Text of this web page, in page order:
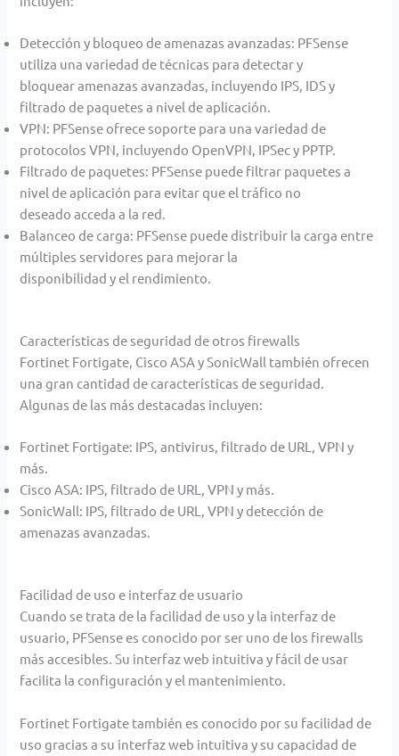
Detección y bloqueo de amenazas avanzadas: PFSense
utiliza una variedad de técnicas para detectar y
bloquear amenazas avanzadas, incluyendo IPS, IDS y
filtrado de paquetes a nivel de aplicación.
VPN: PFSense ofrece soporte para una variedad de
protocolos VPN, incluyendo OpenVPN, IPSec y PPTP.
Filtrado de paquetes: PFSense puede filtrar paquetes a
nivel de aplicación para evitar que el tráfico no
deseado acceda a la red.
Balanceo de carga: PFSense puede distribuir la carga entre
múltiples servidores para mejorar la
disponibilidad y el rendimiento.
Características de seguridad de otros firewalls
Fortinet Fortigate, Cisco ASA y SonicWall también ofrecen
una gran cantidad de características de seguridad.
Algunas de las más destacadas incluyen:
Fortinet Fortigate: IPS, antivirus, filtrado de URL, VPN y
más.
Cisco ASA: IPS, filtrado de URL, VPN y más.
SonicWall: IPS, filtrado de URL, VPN y detección de
amenazas avanzadas.
Facilidad de uso e interfaz de usuario
Cuando se trata de la facilidad de uso y la interfaz de
usuario, PFSense es conocido por ser uno de los firewalls
más accesibles. Su interfaz web intuitiva y fácil de usar
facilita la configuración y el mantenimiento.
Fortinet Fortigate también es conocido por su facilidad de
uso gracias a su interfaz web intuitiva y su capacidadde